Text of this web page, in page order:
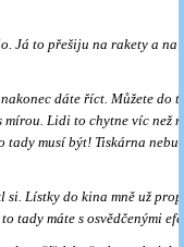
Já to přešiju na ra­kety a na
dáte říct. Můžete do
mírou. Lidi to chytne víc než
musí být! Tiskárna
Lístky do kina mně už
tady máte s osvědčenými